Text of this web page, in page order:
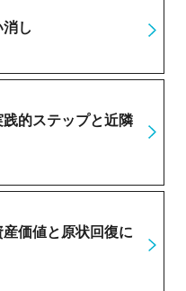
し
的ステップと近隣
価値と原状回復に